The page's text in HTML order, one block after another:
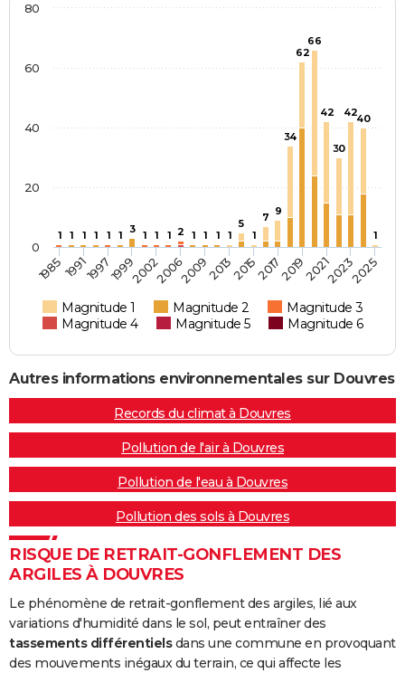
1 1 1 1 1 1 3 1 1 1 2 1 1 1 1
5
1
7 9
34
62
66
42
30
4240
1
Magnitude 1 Magnitude 2
Magnitude 3
Magnitude 4
Magnitude 5 Magnitude 6
19851991199719992002200620092013201520172019202120232025
0
20
40
60
80
Autres informations environnementales sur Douvres
Records du climat à Douvres
Pollution de l'air à Douvres
Pollution de l'eau à Douvres
Pollution des sols à Douvres
RISQUE DE RETRAIT-GONFLEMENT DES
ARGILES À DOUVRES
Le phénomène de retrait-gonflement des argiles, lié aux
variations d'humidité dans le sol, peut entraîner des
tassements différentielsdans une commune en provoquant
des mouvements inégaux du terrain, ce qui affecte les